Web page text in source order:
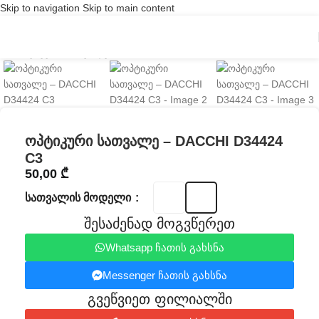
Skip to navigation Skip to main content
ოპტიკური სათვალე – DACCHI D34424
C3
50,00 ₾
ᲡᲐᲗᲕᲐᲚᲘᲡ ᲛᲝᲓᲔᲚᲘ
შესაძენად მოგვწერეთ
Whatsapp ჩათის გახსნა
Messenger ჩათის გახსნა
გვეწვიეთ ფილიალში​